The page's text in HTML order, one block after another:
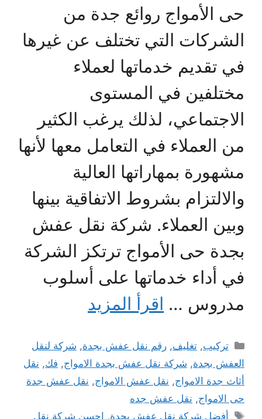
حى الأمواج روائع جدة من
الشركات التي تختلف عن غيرها
في تقديم خدماتها لعملاء
مختلفين في المستوى
الاجتماعي، لذلك يرغب الكثير
من العملاء في التعامل معها لأنها
مشهورة بمهاراتها العالية
والالتزام بشروط الاتفاقية بينها
وبين العملاء. شركة نقل عفش
بجدة حى الأمواج ترتكز الشركة
في أداء خدماتها على أسلوب
مدروس … اقرأ المزيد
التصنيفات
تركيب,تغليف,رقم نقل عفش بجدة, شركة لنقل
العفش بجدة, شركة نقل عفش بجدة الامواج, فك, نقل
أثاث جدة الامواج, نقل عفش الامواج, نقل عفش جدة
حى الامواج, نقل عفش جده
الوسوم
أفضل شركة نقل عفش بجدة, احسن شركة نقل